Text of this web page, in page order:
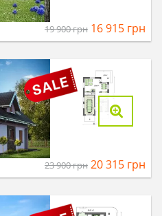
19 900грн 16 915 грн
23 900грн 20 315 грн